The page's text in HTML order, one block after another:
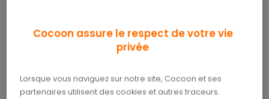
vraiment ? Quels signes doivent vous alerter ? Et
surtout, comment ajuster votre couverture sans
pour faire le point.
Cocoon assure le respect de votre vie
privée
Lorsque vous naviguez sur notre site, Cocoon et ses
partenaires utilisent des cookies et autres traceurs.